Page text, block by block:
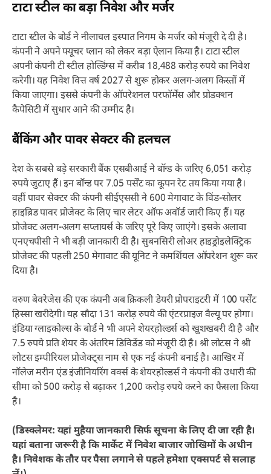
टाटा स्टील का बड़ा निवेश और मर्जर
टाटा स्टील के बोर्ड ने नीलाचल इस्पात निगम के मर्जर को मंजूरी दे दी है।
कंपनी ने अपने फ्यूचर प्लान को लेकर बड़ा ऐलान किया है। टाटा स्टील
अपनी कंपनी टी स्टील होल्डिंग्स में करीब 18,488 करोड़ रुपये का निवेश
करेगी। यह निवेश वित्त वर्ष 2027 से शुरू होकर अलग-अलग किस्तों में
किया जाएगा। इससे कंपनी के ऑपरेशनल परफॉर्मेंस और प्रोडक्शन
कैपेसिटी में सुधार आने की उम्मीद है।
बैंकिंग और पावर सेक्टर की हलचल
देश के सबसे बड़े सरकारी बैंक एसबीआई ने बॉन्ड के जरिए 6,051 करोड़
रुपये जुटाए हैं। इन बॉन्ड पर 7.05 पर्सेंट का कूपन रेट तय किया गया है।
वहीं पावर सेक्टर की कंपनी सीईएससी ने 600 मेगावाट के विंड-सोलर
हाइब्रिड पावर प्रोजेक्ट के लिए चार लेटर ऑफ अवॉर्ड जारी किए हैं। यह
प्रोजेक्ट अलग-अलग सप्लायर्स के जरिए पूरे किए जाएंगे। इसके अलावा
एनएचपीसी ने भी बड़ी जानकारी दी है। सुबनसिरी लोअर हाइड्रोइलेक्ट्रिक
प्रोजेक्ट की पहली 250 मेगावाट की यूनिट ने कमर्शियल ऑपरेशन शुरू कर
दिया है।
वरुण बेवरेजेस की एक कंपनी अब क्रिकली डेयरी प्रोपराइटरी में 100 पर्सेंट
हिस्सा खरीदेगी। यह सौदा 131 करोड़ रुपये की एंटरप्राइज वैल्यू पर होगा।
इंडिया ग्लाइकोल्स के बोर्ड ने भी अपने शेयरहोल्डर्स को खुशखबरी दी है और
7.5 रुपये प्रति शेयर के अंतरिम डिविडेंड को मंजूरी दी है। श्री लोटस ने श्री
लोटस इम्पीरियल प्रोजेक्ट्स नाम से एक नई कंपनी बनाई है। आखिर में
नॉलेज मरीन एंड इंजीनियरिंग वर्क्स के शेयरहोल्डर्स ने कंपनी की उधारी की
सीमा को 500 करोड़ से बढ़ाकर 1,200 करोड़ रुपये करने का फैसला किया
है।
(डिस्क्लेमर: यहां मुहैया जानकारी सिर्फ सूचना के लिए दी जा रही है।
यहां बताना जरूरी है कि मार्केट में निवेश बाजार जोखिमों के अधीन
है। निवेशक के तौर पर पैसा लगाने से पहले हमेशा एक्सपर्ट से सलाह